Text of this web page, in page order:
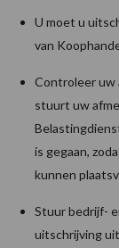
U moet u
van
Controleer uw
stuurt uw
is gegaan,
kunnen
Stuur bedrijf-
uitschrijving